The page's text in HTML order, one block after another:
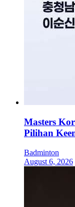
Masters
Pilihan
Badminton
August 6, 2026